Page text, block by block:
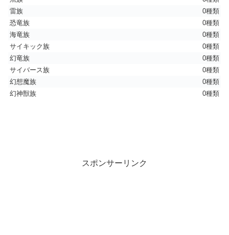
雷族
0種類
恐竜族
0種類
海竜族
0種類
サイキック族
0種類
幻竜族
0種類
サイバース族
0種類
幻想魔族
0種類
幻神獣族
0種類
スポンサーリンク